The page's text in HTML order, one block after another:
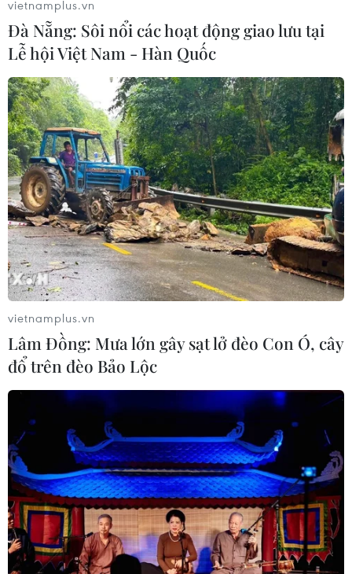
Việt Nam tiếp tục không ghi nhận ca mắc
COVID-19 mới trong sáng 15/9
14/09/2020 23:30
Theo Bản tin Ban Chỉ đạo quốc gia phòng chống
COVID-19, tính từ 18h ngày 14/9 đến 6h ngày 15/9, Việt
Nam ghi nhận 0 ca mắc mới.
vietnamplus.vn
Đà Nẵng: Sôi nổi các hoạt động giao lưu tại
Lễ hội Việt Nam - Hàn Quốc
vietnamplus.vn
Lâm Đồng: Mưa lớn gây sạt lở đèo Con Ó, cây
đổ trên đèo Bảo Lộc